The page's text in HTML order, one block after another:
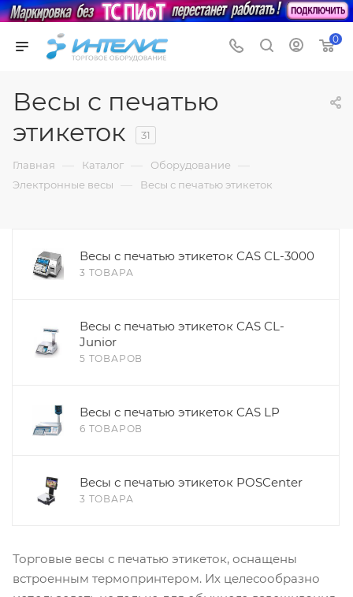
0
Весы с печатью
этикеток
31
Главная — Каталог — Оборудование —
Электронные весы — Весы с печатью этикеток
Весы с печатью этикеток CAS CL-3000
3 ТОВАРА
Весы с печатью этикеток CAS CL-
Junior
5 ТОВАРОВ
Весы с печатью этикеток CAS LP
6 ТОВАРОВ
Весы с печатью этикеток POSCenter
3 ТОВАРА
Торговые весы с печатью этикеток, оснащены
встроенным термопринтером. Их целесообразно